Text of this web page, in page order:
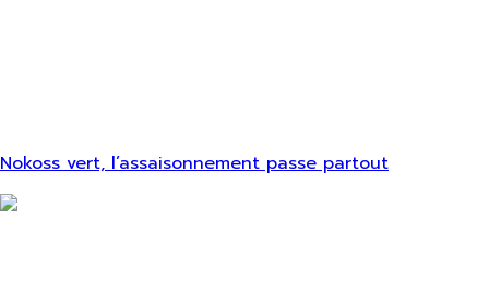
Nokoss vert, l’assaisonnement passe partout